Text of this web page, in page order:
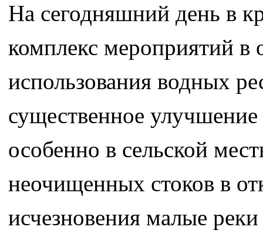
На сегодняшний день в
комплекс мероприятий в
использования водных
существенное
особенно в сельской
неочищенных стоков в
исчезновения малые реки